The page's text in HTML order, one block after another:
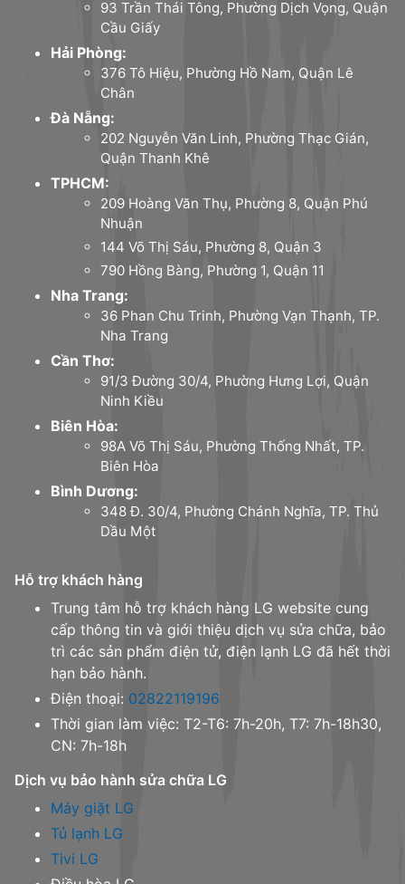
93 Trần Thái Tông, Phường Dịch Vọng, Quận
Cầu Giấy
Hải Phòng:
376 Tô Hiệu, Phường Hồ Nam, Quận Lê
Chân
Đà Nẵng:
202 Nguyễn Văn Linh, Phường Thạc Gián,
Quận Thanh Khê
TPHCM:
209 Hoàng Văn Thụ, Phường 8, Quận Phú
Nhuận
144 Võ Thị Sáu, Phường 8, Quận 3
790 Hồng Bàng, Phường 1, Quận 11
Nha Trang:
36 Phan Chu Trinh, Phường Vạn Thạnh, TP.
Nha Trang
Cần Thơ:
91/3 Đường 30/4, Phường Hưng Lợi, Quận
Ninh Kiều
Biên Hòa:
98A Võ Thị Sáu, Phường Thống Nhất, TP.
Biên Hòa
Bình Dương:
348 Đ. 30/4, Phường Chánh Nghĩa, TP. Thủ
Dầu Một
Hỗ trợ khách hàng
Trung tâm hỗ trợ khách hàng LG website cung
cấp thông tin và giới thiệu dịch vụ sửa chữa, bảo
trì các sản phẩm điện tử, điện lạnh LG đã hết thời
hạn bảo hành.
Điện thoại: 02822119196
Thời gian làm việc: T2-T6: 7h-20h, T7: 7h-18h30,
CN: 7h-18h
Dịch vụ bảo hành sửa chữa LG
Máy giặt LG
Tủ lạnh LG
Tivi LG